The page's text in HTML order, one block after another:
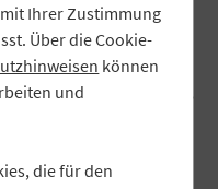
enttäuscht. Zum
Ziel hingearbeitet,
sehr gut in Form.
Ich
und mich
Ihrer Zustimmung
Über die Cookie-
können
und
die für den